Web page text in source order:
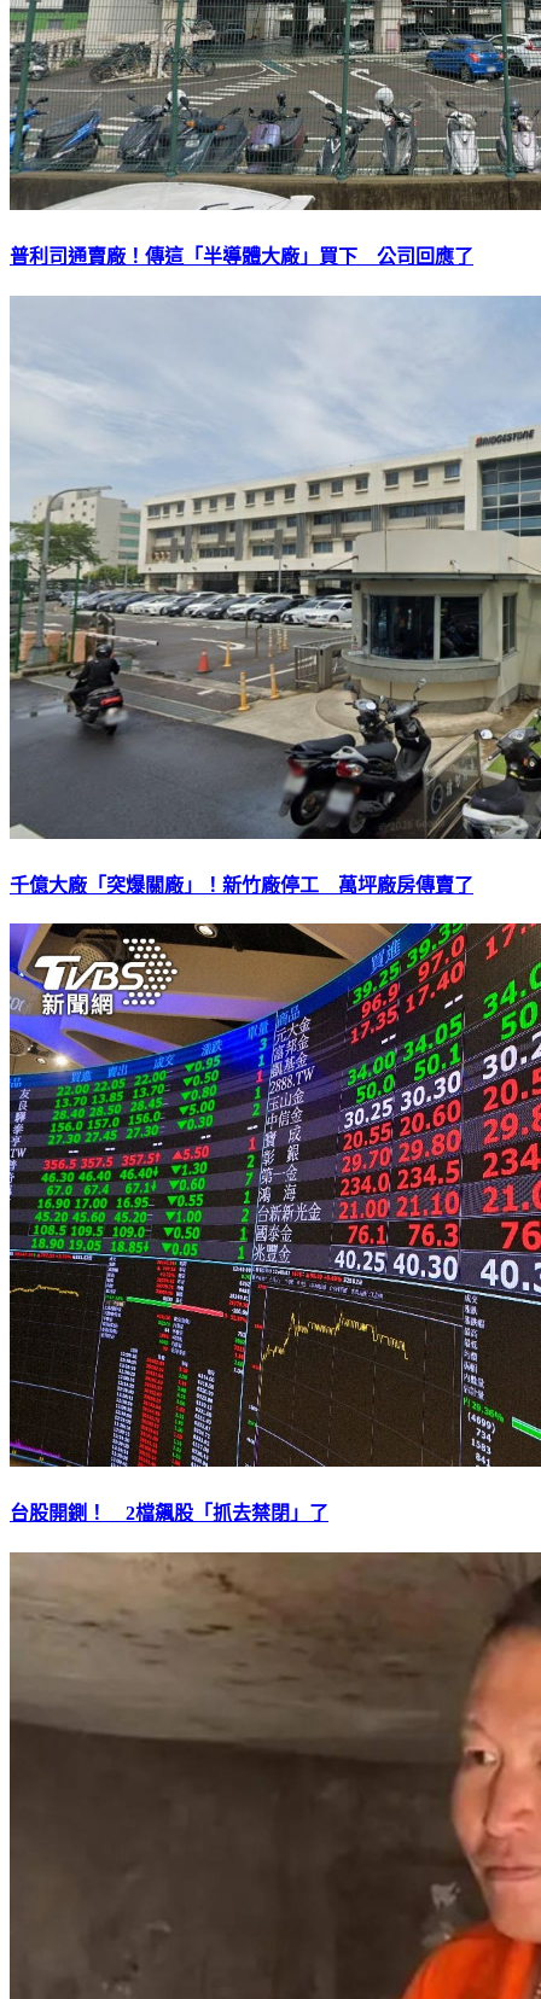
普利司通賣廠！傳這「半導體大廠」買下 公司回應了
千億大廠「突爆關廠」！新竹廠停工 萬坪廠房傳賣了
台股開鍘！ 2檔飆股「抓去禁閉」了